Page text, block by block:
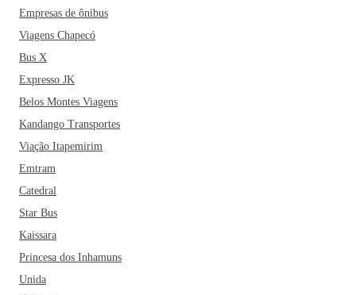
Empresas de ônibus
Viagens Chapecó
Bus X
Expresso JK
Belos Montes Viagens
Kandango Transportes
Viação Itapemirim
Emtram
Catedral
Star Bus
Kaissara
Princesa dos Inhamuns
Unida